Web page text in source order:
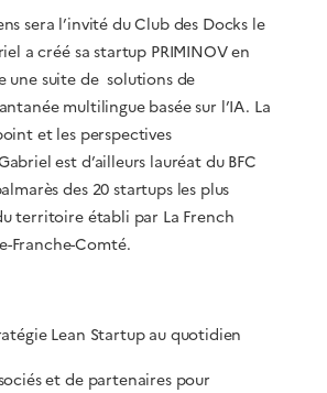
sera l’invité du Club des Docks le
a créé sa startup PRIMINOV en
une suite de solutions de
multilingue basée sur l’IA. La
et les perspectives
est d’ailleurs lauréat du BFC
des 20 startups les plus
territoire établi par La French
Franche-Comté.
Lean Startup au quotidien
et de partenaires pour